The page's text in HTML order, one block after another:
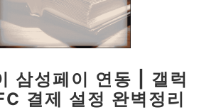
삼성페이 연동 | 갤럭
결제 설정 완벽정리